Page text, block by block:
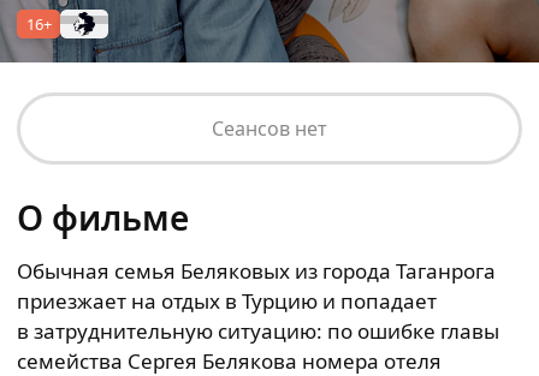
16+
Сеансов нет
О фильме
Обычная семья Беляковых из города Таганрога
приезжает на отдых в Турцию и попадает
в затруднительную ситуацию: по ошибке главы
семейства Сергея Белякова номера отеля